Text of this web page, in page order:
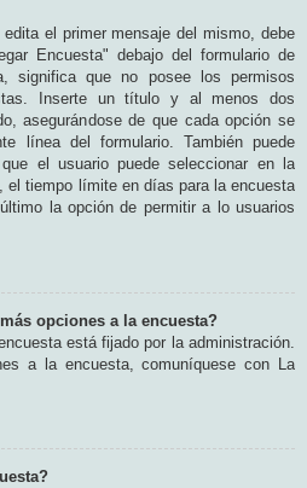
el primer mensaje del mismo, debe
Encuesta" debajo del formulario de
significa que no posee los permisos
Inserte un título y al menos dos
asegurándose de que cada opción se
línea del formulario. También puede
el usuario puede seleccionar en la
el tiempo límite en días para la encuesta
la opción de permitir a lo usuarios
opciones a la encuesta?
está fijado por la administración.
a la encuesta, comuníquese con La